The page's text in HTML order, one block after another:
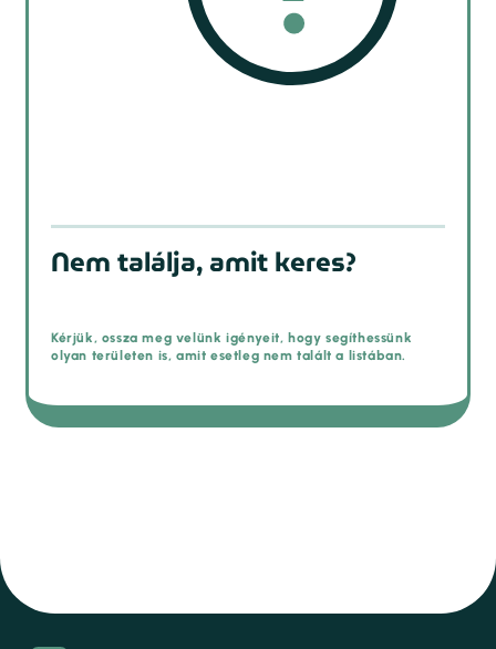
Nem találja, amit keres?
Kérjük, ossza meg velünk igényeit, hogy segíthessünk
olyan területen is, amit esetleg nem talált a listában.